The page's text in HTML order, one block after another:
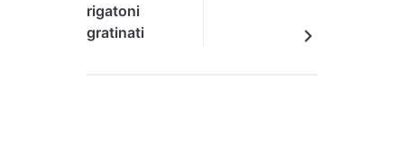
rigatoni
gratinati
cioccolato